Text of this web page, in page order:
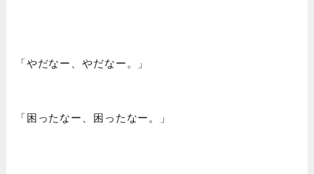
「やだなー、やだなー。」
「困ったなー、困ったなー。」